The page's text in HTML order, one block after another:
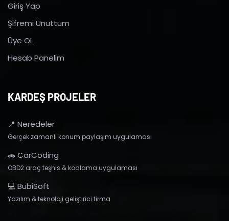
Giriş Yap
Şifremi Unuttum
Üye OL
Hesab Panelim
KARDEŞ PROJELER
📍 Neredeler
Gerçek zamanlı konum paylaşım uygulaması
🚗 CarCoding
OBD2 araç teşhis & kodlama uygulaması
💻 BubiSoft
Yazılım & teknoloji geliştirici firma